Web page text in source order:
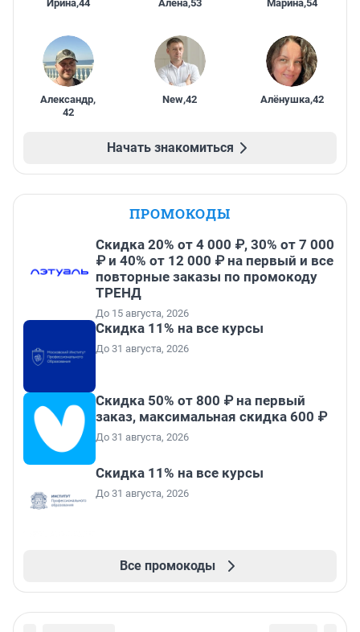
Ирина,44 Алена,53 Марина,54
Александр,
42
New,42 Алёнушка,42
Начать знакомиться
ПРОМОКОДЫ
Скидка 20% от 4 000 ₽, 30% от 7 000
₽ и 40% от 12 000 ₽ на первый и все
повторные заказы по промокоду
ТРЕНД
До 15 августа, 2026
Скидка 11% на все курсы
До 31 августа, 2026
Скидка 50% от 800 ₽ на первый
заказ, максимальная скидка 600 ₽
До 31 августа, 2026
Скидка 11% на все курсы
До 31 августа, 2026
Все промокоды